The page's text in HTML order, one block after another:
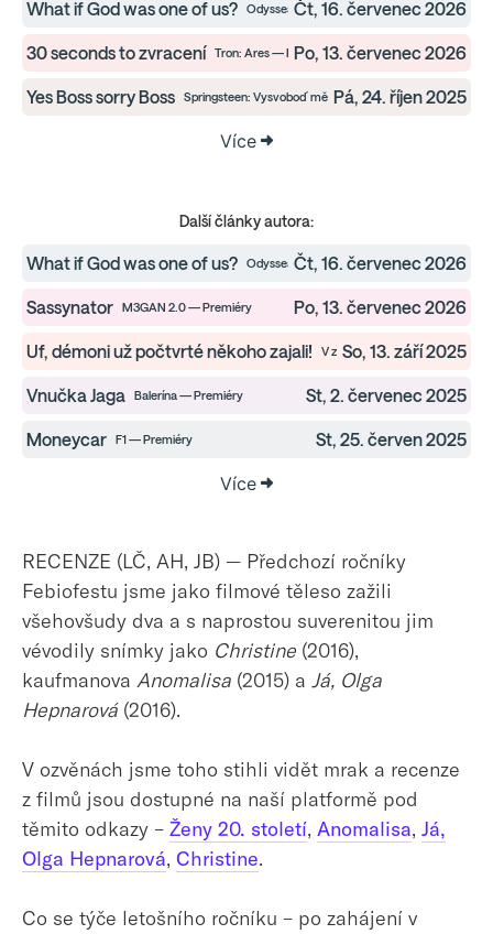
What if God was one of us? Odyssea — Premiéry
Čt, 16. červenec 2026
30 seconds to zvracení Tron: Ares — PremiéryPo, 13. červenec 2026
Yes Boss sorry Boss Springsteen: Vysvoboď mě z neznáma — Premiéry
Pá, 24. říjen 2025
Více
Další články autora:
What if God was one of us? Odyssea — Premiéry
Čt, 16. červenec 2026
Sassynator M3GAN 2.0 — Premiéry Po, 13. červenec 2026
Uf, démoni už počtvrté někoho zajali! V zajetí démonů 4: Poslední
So, 13. září 2025
Vnučka Jaga Balerína — Premiéry St, 2. červenec 2025
Moneycar F1 — Premiéry St, 25. červen 2025
Více
RECENZE (LČ, AH, JB) — Předchozí ročníky
Febiofestu jsme jako filmové těleso zažili
všehovšudy dva a s naprostou suverenitou jim
vévodily snímky jako Christine (2016),
kaufmanova Anomalisa (2015) a Já, Olga
Hepnarová(2016).
V ozvěnách jsme toho stihli vidět mrak a recenze
z filmů jsou dostupné na naší platformě pod
těmito odkazy – Ženy 20. století, Anomalisa, Já,
Olga Hepnarová, Christine.
Co se týče letošního ročníku – po zahájení v